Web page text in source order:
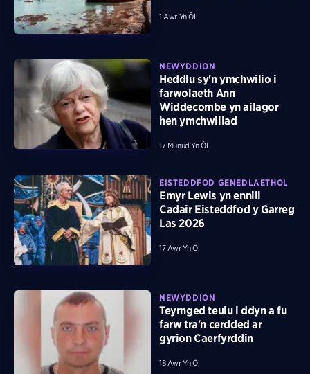
1 Awr Yn Ôl
NEWYDDION
Heddlu sy'n ymchwilio i
farwolaeth Ann
Widdecombe yn ailagor
hen ymchwiliad
17 Munud Yn Ôl
EISTEDDFOD GENEDLAETHOL
Emyr Lewis yn ennill
Cadair Eisteddfod y Garreg
Las 2026
17 Awr Yn Ôl
NEWYDDION
Teyrnged teulu i ddyn a fu
farw tra'n cerdded ar
gyrion Caerfyrddin
18 Awr Yn Ôl